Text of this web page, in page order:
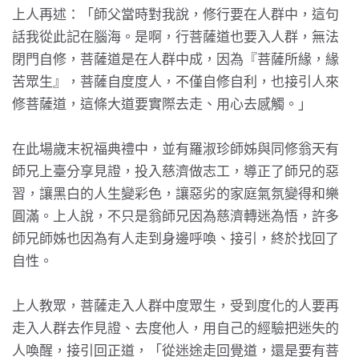
上人再述：「師父當時對我說，修行要在人群中，這句
話我從此記在腦海。是啊，行菩薩道也要入人群，無法
閉門自修，菩薩道是在人群中成，因為『菩薩所緣，緣
苦眾生』，菩薩自度度人，不僅自修自利，也接引人來
修菩薩道，這條大道要實際去走、用心去感觸。」
在此場歲末祝福典禮中，並有羅淑珍師姊與同修翁天有
師兄上臺分享見證，投入慈濟做志工，導正了師兄的惡
習，讓黑白的人生變彩色，讓惡劣的家庭氣氛變得和樂
圓滿。上人說，不只是翁師兄因為慈濟轉迷為悟，許多
師兄師姊也因為有人走到身邊呼喚、接引，終於找回了
自性。
上人教眾，菩薩走入人群中度眾生，受到度化的人要再
走入人群去作見證、去度他人，用自己的經驗把迷失的
人喚醒，接引回正道，「從迷途走回覺道，還是要有菩